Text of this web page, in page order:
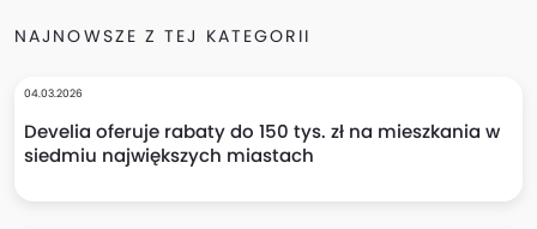
NAJNOWSZE Z TEJ KATEGORII
04.03.2026
Develia oferuje rabaty do 150 tys. zł na mieszkania w
siedmiu największych miastach